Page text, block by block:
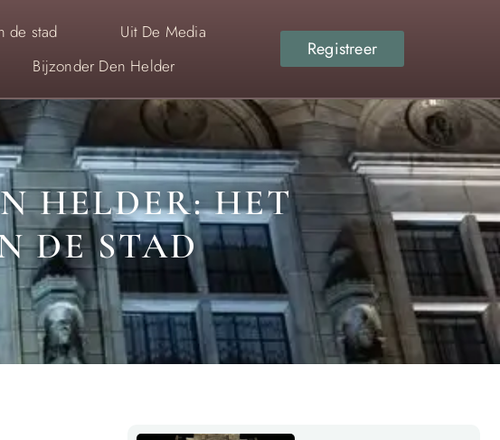
de stad
Uit De Media
Bijzonder Den Helder
Registreer
HELDER: HET
DE STAD